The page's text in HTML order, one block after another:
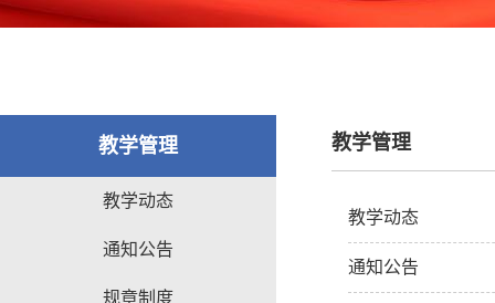
教学管理
教学动态
通知公告
规章制度
教学管理
教学动态
通知公告